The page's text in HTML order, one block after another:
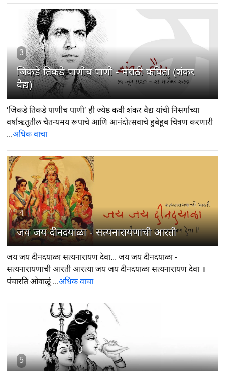
3
जिकडे तिकडे पाणीच पाणी - मराठी कविता (शंकर
वैद्य)
‘जिकडे तिकडे पाणीच पाणी’ ही ज्येष्ठ कवी शंकर वैद्य यांची निसर्गाच्या
वर्षाऋतूतील चैतन्यमय रूपाचे आणि आनंदोत्सवाचे हुबेहूब चित्रण करणारी
...अधिक वाचा
4
जय जय दीनदयाळा - सत्यनारायणाची आरती
जय जय दीनदयाळा सत्यनारायण देवा... जय जय दीनदयाळा -
सत्यनारायणाची आरती आरत्या जय जय दीनदयाळा सत्यनारायण देवा ॥
पंचारति ओवाळूं ...अधिक वाचा
5